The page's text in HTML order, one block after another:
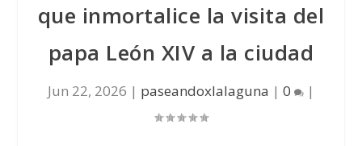
que inmortalice la visita del
papa León XIV a la ciudad
Jun 22, 2026 | paseandoxlalaguna | 0 |